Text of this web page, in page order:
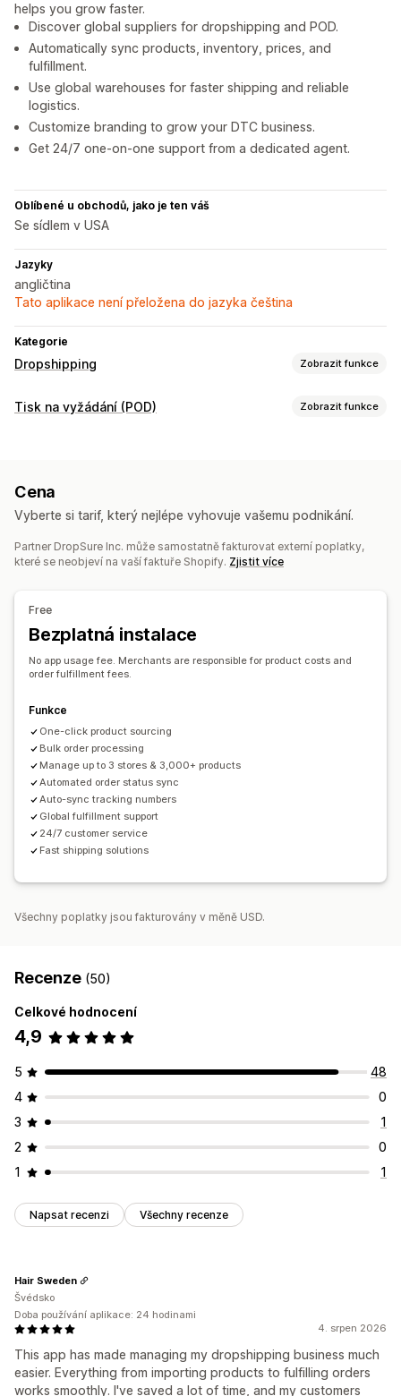
helps you grow faster.
Discover global suppliers for dropshipping and POD.
Automatically sync products, inventory, prices, and
fulfillment.
Use global warehouses for faster shipping and reliable
logistics.
Customize branding to grow your DTC business.
Get 24/7 one-on-one support from a dedicated agent.
Oblíbené u obchodů, jako je ten váš
Se sídlem v USA
Jazyky
angličtina
Tato aplikace není přeložena do jazyka čeština
Kategorie
Dropshipping Zobrazit funkce
Produkty, které můžete prodávat
Nábytek
Automobilový průmysl
Zdrojové lokality
Francouzská Polynésie
Hongkong – ZAO Číny
Kanada Kolumbie
Tisk na vyžádání (POD) Zobrazit funkce
Generátor maket
Tašky
Oděvy Nápojové sklo Domácí dekorace
Možnosti dopravy
Přes třetí stranu
Vlastní doprava
Sledování objednávek
Cena
Vyberte si tarif, který nejlépe vyhovuje vašemu podnikání.
Partner DropSure Inc. může samostatně fakturovat externí poplatky,
které se neobjeví na vaší faktuře Shopify. Zjistit více
Free
Bezplatná instalace
No app usage fee. Merchants are responsible for product costs and
order fulfillment fees.
Funkce
One-click product sourcing
Bulk order processing
Manage up to 3 stores & 3,000+ products
Automated order status sync
Auto-sync tracking numbers
Global fulfillment support
24/7 customer service
Fast shipping solutions
Všechny poplatky jsou fakturovány v měně USD.
Recenze (50)
Celkové hodnocení
4,9
5
48
4
0
3
1
2
0
1
1
Napsat recenzi Všechny recenze
4. srpen 2026
This app has made managing my dropshipping business much
easier. Everything from importing products to fulfilling orders
works smoothly. I've saved a lot of time, and my customers
Hair Sweden
Švédsko
Doba používání aplikace: 24 hodinami